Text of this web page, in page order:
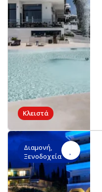
Κλειστά
Διαμονή,
Ξενοδοχεία